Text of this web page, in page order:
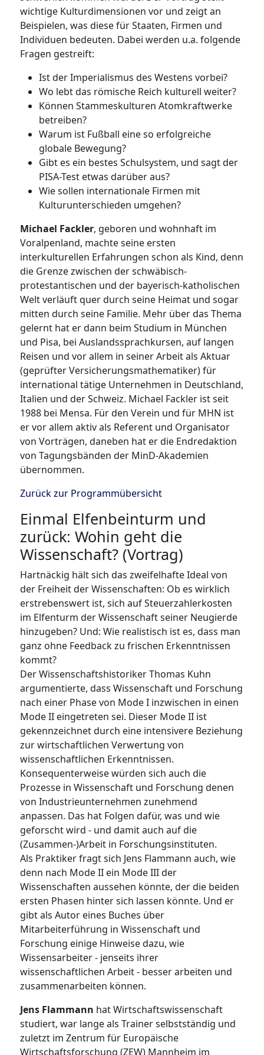
wichtige Kulturdimensionen vor und zeigt an
Beispielen, was diese für Staaten, Firmen und
Individuen bedeuten. Dabei werden u.a. folgende
Fragen gestreift:
Ist der Imperialismus des Westens vorbei?
Wo lebt das römische Reich kulturell weiter?
Können Stammeskulturen Atomkraftwerke
betreiben?
Warum ist Fußball eine so erfolgreiche
globale Bewegung?
Gibt es ein bestes Schulsystem, und sagt der
PISA-Test etwas darüber aus?
Wie sollen internationale Firmen mit
Kulturunterschieden umgehen?
Michael Fackler, geboren und wohnhaft im
Voralpenland, machte seine ersten
interkulturellen Erfahrungen schon als Kind, denn
die Grenze zwischen der schwäbisch-
protestantischen und der bayerisch-katholischen
Welt verläuft quer durch seine Heimat und sogar
mitten durch seine Familie. Mehr über das Thema
gelernt hat er dann beim Studium in München
und Pisa, bei Auslandssprachkursen, auf langen
Reisen und vor allem in seiner Arbeit als Aktuar
(geprüfter Versicherungsmathematiker) für
international tätige Unternehmen in Deutschland,
Italien und der Schweiz. Michael Fackler ist seit
1988 bei Mensa. Für den Verein und für MHN ist
er vor allem aktiv als Referent und Organisator
von Vorträgen, daneben hat er die Endredaktion
von Tagungsbänden der MinD-Akademien
übernommen.
Zurück zur Programmübersicht
Einmal Elfenbeinturm und
zurück: Wohin geht die
Wissenschaft? (Vortrag)
Hartnäckig hält sich das zweifelhafte Ideal von
der Freiheit der Wissenschaften: Ob es wirklich
erstrebenswert ist, sich auf Steuerzahlerkosten
im Elfenturm der Wissenschaft seiner Neugierde
hinzugeben? Und: Wie realistisch ist es, dass man
ganz ohne Feedback zu frischen Erkenntnissen
kommt?
Der Wissenschaftshistoriker Thomas Kuhn
argumentierte, dass Wissenschaft und Forschung
nach einer Phase von Mode I inzwischen in einen
Mode II eingetreten sei. Dieser Mode II ist
gekennzeichnet durch eine intensivere Beziehung
zur wirtschaftlichen Verwertung von
wissenschaftlichen Erkenntnissen.
Konsequenterweise würden sich auch die
Prozesse in Wissenschaft und Forschung denen
von Industrieunternehmen zunehmend
anpassen. Das hat Folgen dafür, was und wie
geforscht wird - und damit auch auf die
(Zusammen-)Arbeit in Forschungsinstituten.
Als Praktiker fragt sich Jens Flammann auch, wie
denn nach Mode II ein Mode III der
Wissenschaften aussehen könnte, der die beiden
ersten Phasen hinter sich lassen könnte. Und er
gibt als Autor eines Buches über
Mitarbeiterführung in Wissenschaft und
Forschung einige Hinweise dazu, wie
Wissensarbeiter - jenseits ihrer
wissenschaftlichen Arbeit - besser arbeiten und
zusammenarbeiten können.
Jens Flammann hat Wirtschaftswissenschaft
studiert, war lange als Trainer selbstständig und
zuletzt im Zentrum für Europäische
Wirtschaftsforschung (ZEW) Mannheim im